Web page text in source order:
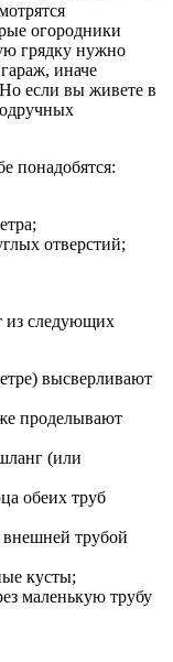
огородники
грядку нужно
иначе
если вы живете в
понадобятся:
отверстий;
из следующих
высверливают
проделывают
(или
обеих труб
трубой
кусты;
маленькую трубу